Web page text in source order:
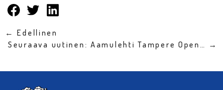
← Edellinen
Seuraava uutinen: Aamulehti Tampere Open… →